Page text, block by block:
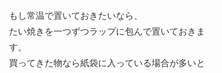
もし常温で置いておきたいなら、
たい焼きを一つずつラップに包んで置いておきま
す。
買ってきた物なら紙袋に入っている場合が多いと